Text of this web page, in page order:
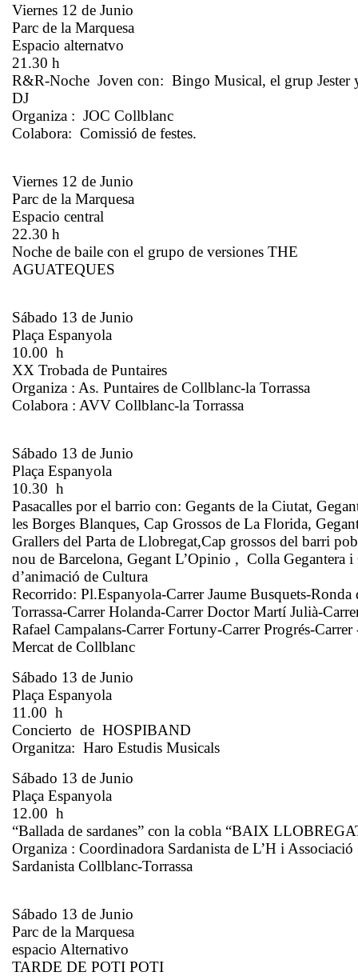
Viernes 12 de Junio
Parc de la Marquesa
Espacio alternatvo
21.30 h
R&R-Noche Joven con: Bingo Musical, el grup Jester
DJ
Organiza : JOC Collblanc
Colabora: Comissió de festes.
Viernes 12 de Junio
Parc de la Marquesa
Espacio central
22.30 h
Noche de baile con el grupo de versiones THE
AGUATEQUES
Sábado 13 de Junio
Plaça Espanyola
10.00 h
XX Trobada de Puntaires
Organiza : As. Puntaires de Collblanc-la Torrassa
Colabora : AVV Collblanc-la Torrassa
Sábado 13 de Junio
Plaça Espanyola
10.30 h
Pasacalles por el barrio con: Gegants de la Ciutat,
les Borges Blanques, Cap Grossos de La Florida,
Grallers del Parta de Llobregat,Cap grossos del barri
nou de Barcelona, Gegant L’Opinio , Colla Gegantera i
d’animació de Cultura
Recorrido: Pl.Espanyola-Carrer Jaume Busquets-Ronda
Torrassa-Carrer Holanda-Carrer Doctor Martí Julià-
Rafael Campalans-Carrer Fortuny-Carrer Progrés-
Mercat de Collblanc
Sábado 13 de Junio
Plaça Espanyola
11.00 h
Concierto de HOSPIBAND
Organitza: Haro Estudis Musicals
Sábado 13 de Junio
Plaça Espanyola
12.00 h
“Ballada de sardanes” con la cobla “BAIX
Organiza : Coordinadora Sardanista de L’H i Associació
Sardanista Collblanc-Torrassa
Sábado 13 de Junio
Parc de la Marquesa
espacio Alternativo
TARDE DE POTI POTI